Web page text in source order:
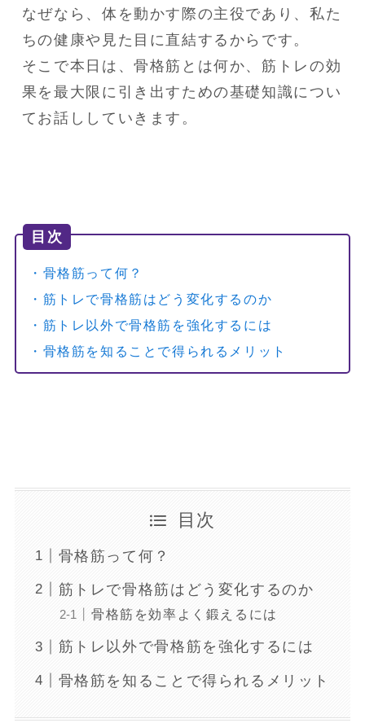
なぜなら、体を動かす際の主役であり、私た
ちの健康や見た目に直結するからです。
そこで本日は、骨格筋とは何か、筋トレの効
果を最大限に引き出すための基礎知識につい
てお話ししていきます。
目次
・骨格筋って何？
・筋トレで骨格筋はどう変化するのか
・筋トレ以外で骨格筋を強化するには
・骨格筋を知ることで得られるメリット
目次
骨格筋って何？
筋トレで骨格筋はどう変化するのか
骨格筋を効率よく鍛えるには
筋トレ以外で骨格筋を強化するには
骨格筋を知ることで得られるメリット